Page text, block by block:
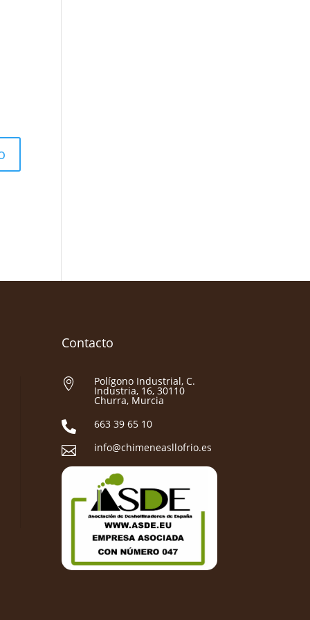
Contacto
 Polígono Industrial, C.
Industria, 16, 30110
Churra, Murcia
 663 39 65 10
 info@chimeneasllofrio.es